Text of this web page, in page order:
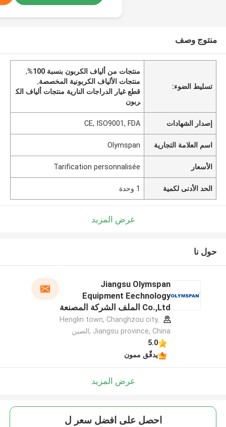
منتوج وصف
تسليط الضوء:
منتجات من ألياف الكربون بنسبة 100%
,
منتجات الألياف الكربونية المخصصة,
قطع غيار الدراجات النارية منتجات ألياف الك
ربون
إصدار الشهادات CE, ISO9001, FDA
اسم العلامة التجارية Olymspan
الأسعار Tarification personnalisée
الحد الأدنى لكمية 1 وحدة
عرض المزيد
حول نا
Jiangsu Olymspan
Equipment Eechnology
Co.,Ltd الملف الشركة المصنعة
Henglin town, Changhzou city,
Jiangsu province, China ,الصين
5.0
يدقّق ممون
عرض المزيد
احصل على افضل سعر ل